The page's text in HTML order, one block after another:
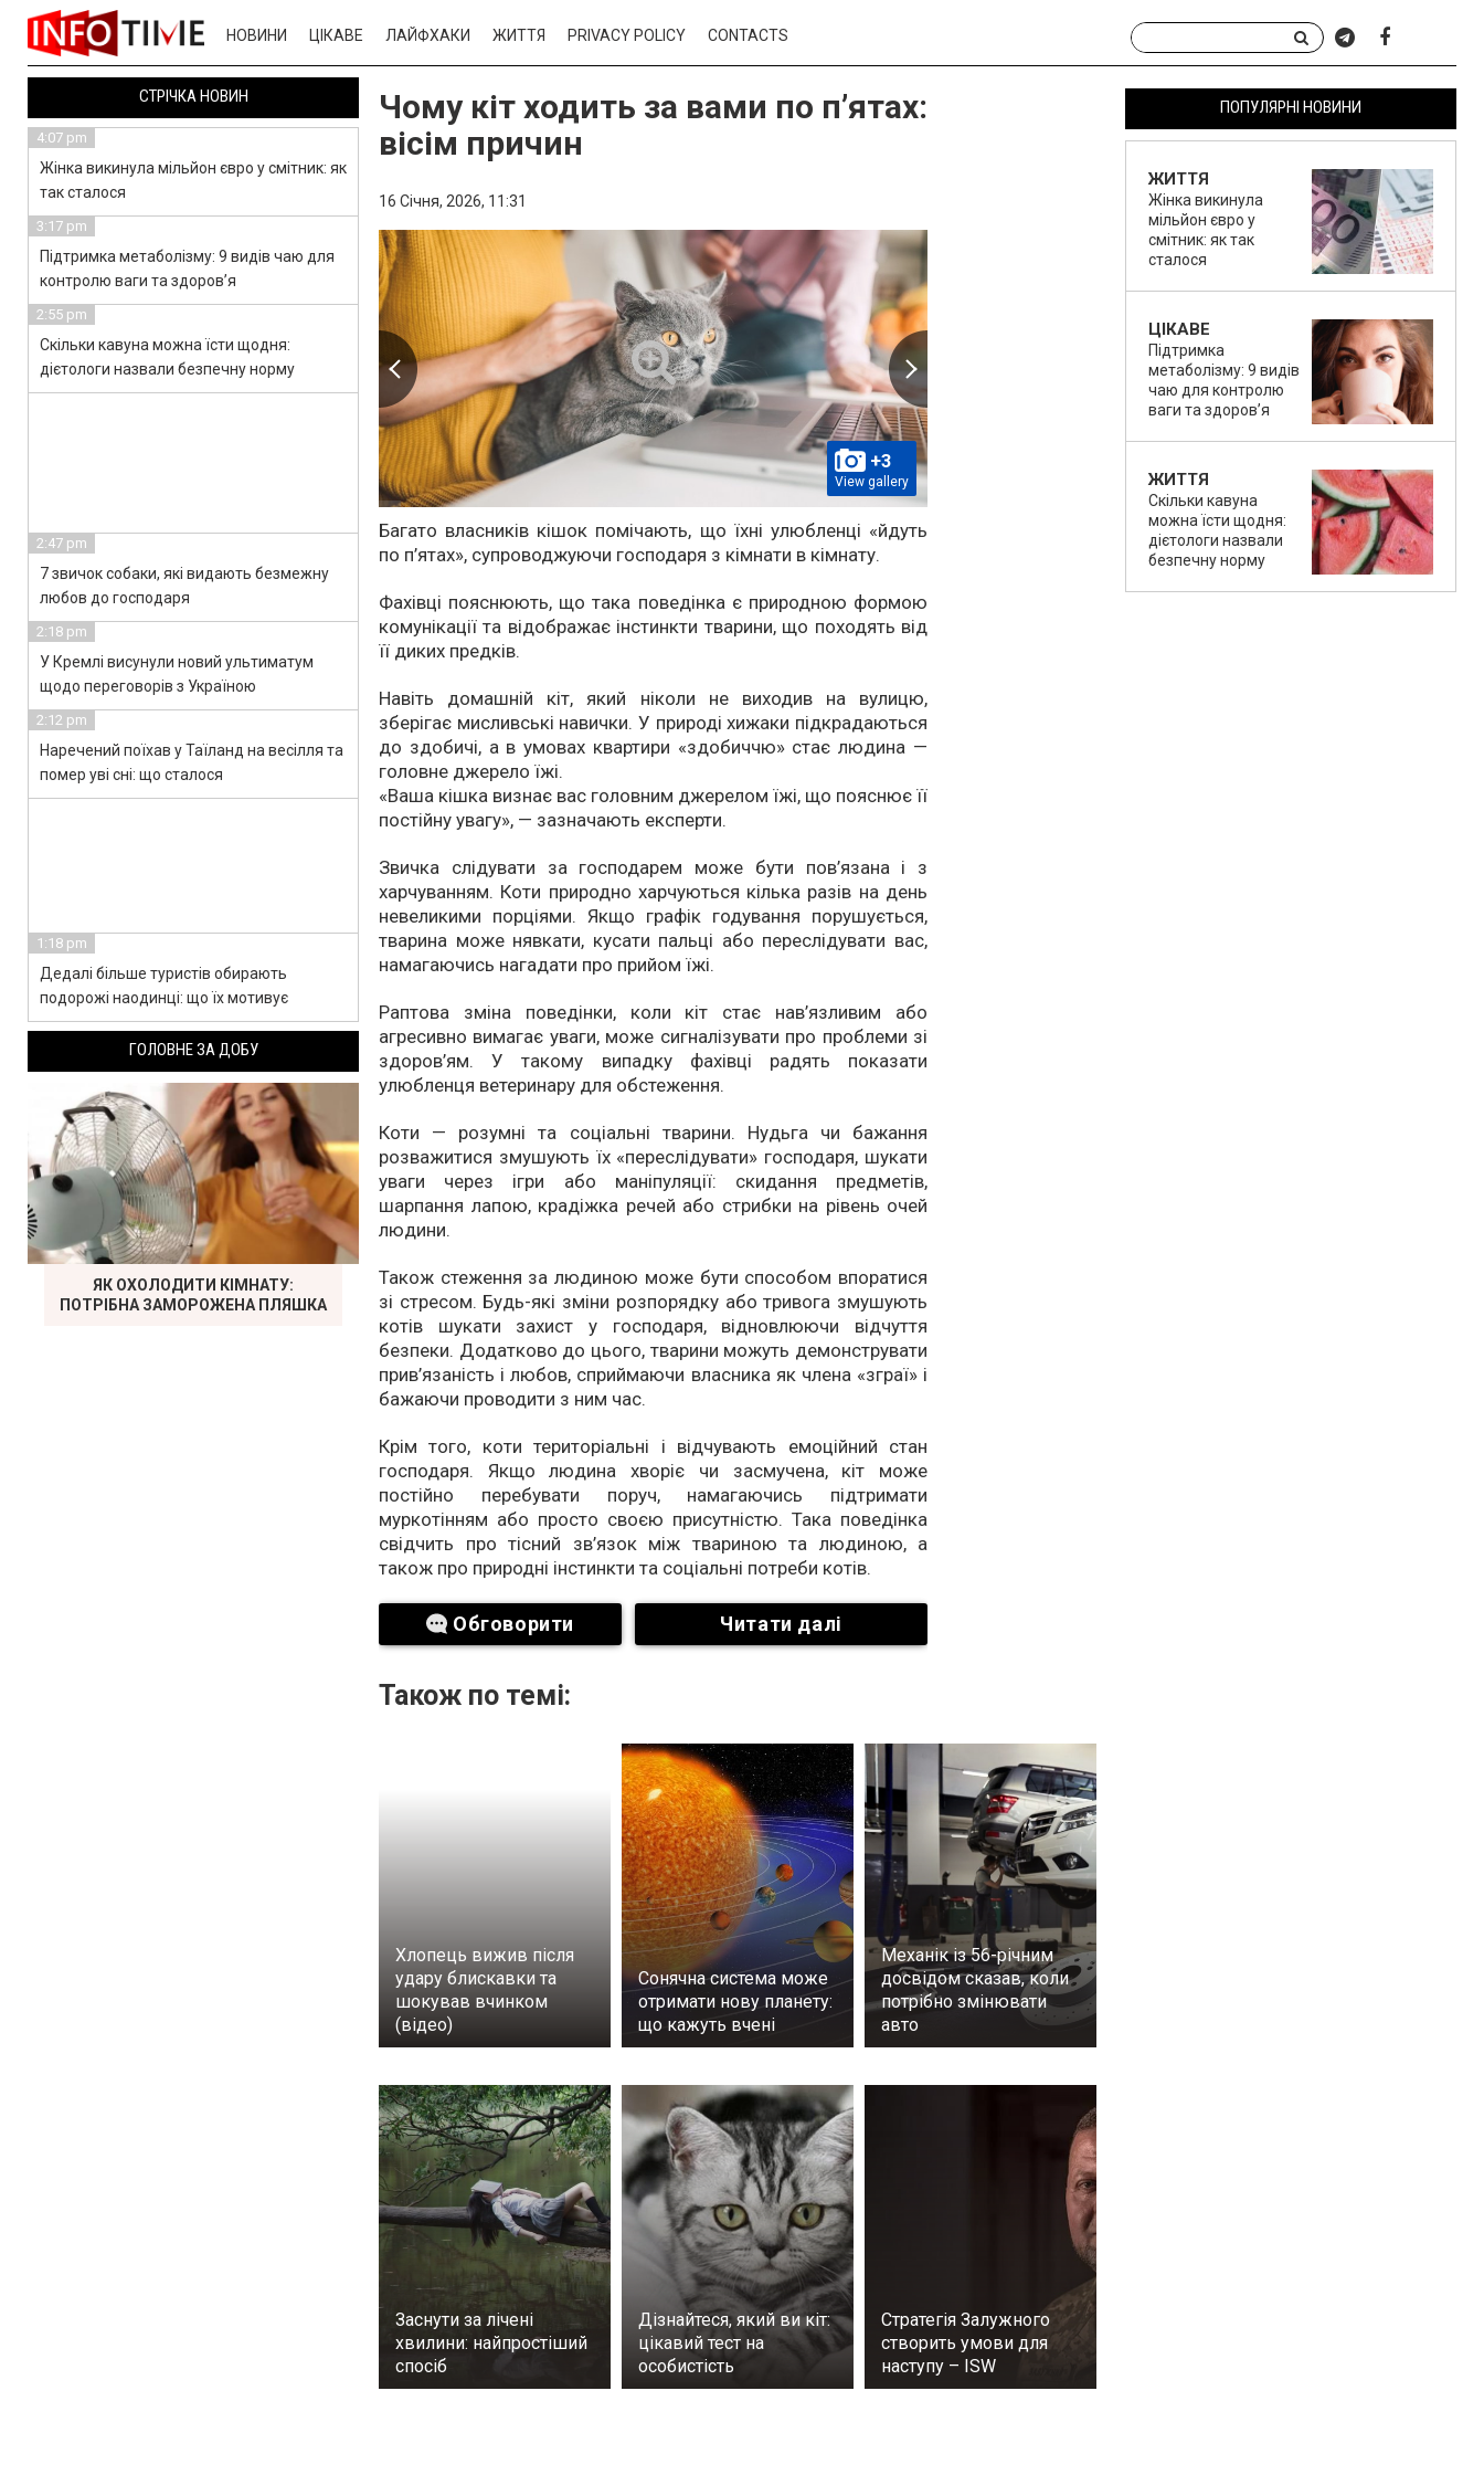
НОВИНИ ЦІКАВЕ ЛАЙФХАКИ ЖИТТЯ PRIVACY POLICY CONTACTS
Чому кіт ходить за вами по п’ятах:
вісім причин
16 Січня, 2026, 11:31
+3
View gallery
Багато власників кішок помічають, що їхні улюбленці «йдуть
по п’ятах», супроводжуючи господаря з кімнати в кімнату.
Фахівці пояснюють, що така поведінка є природною формою
комунікації та відображає інстинкти тварини, що походять від
її диких предків.
Навіть домашній кіт, який ніколи не виходив на вулицю,
зберігає мисливські навички. У природі хижаки підкрадаються
до здобичі, а в умовах квартири «здобиччю» стає людина —
головне джерело їжі.
«Ваша кішка визнає вас головним джерелом їжі, що пояснює її
постійну увагу», — зазначають експерти.
Звичка слідувати за господарем може бути пов’язана і з
харчуванням. Коти природно харчуються кілька разів на день
невеликими порціями. Якщо графік годування порушується,
тварина може нявкати, кусати пальці або переслідувати вас,
намагаючись нагадати про прийом їжі.
Раптова зміна поведінки, коли кіт стає нав’язливим або
агресивно вимагає уваги, може сигналізувати про проблеми зі
здоров’ям. У такому випадку фахівці радять показати
улюбленця ветеринару для обстеження.
Коти — розумні та соціальні тварини. Нудьга чи бажання
розважитися змушують їх «переслідувати» господаря, шукати
уваги через ігри або маніпуляції: скидання предметів,
шарпання лапою, крадіжка речей або стрибки на рівень очей
людини.
Також стеження за людиною може бути способом впоратися
зі стресом. Будь-які зміни розпорядку або тривога змушують
котів шукати захист у господаря, відновлюючи відчуття
безпеки. Додатково до цього, тварини можуть демонструвати
прив’язаність і любов, сприймаючи власника як члена «зграї» і
бажаючи проводити з ним час.
Крім того, коти територіальні і відчувають емоційний стан
господаря. Якщо людина хворіє чи засмучена, кіт може
постійно перебувати поруч, намагаючись підтримати
муркотінням або просто своєю присутністю. Така поведінка
свідчить про тісний зв’язок між твариною та людиною, а
також про природні інстинкти та соціальні потреби котів.
Обговорити Читати далі
Також по темі:
Хлопець вижив після
удару блискавки та
шокував вчинком
(відео)
Сонячна система може
отримати нову планету:
що кажуть вчені
Механік із 56-річним
досвідом сказав, коли
потрібно змінювати
авто
Заснути за лічені
хвилини: найпростіший
спосіб
Дізнайтеся, який ви кіт:
цікавий тест на
особистість
Стратегія Залужного
створить умови для
наступу – ISW
ПОПУЛЯРНІ НОВИНИ
ЖИТТЯ
Жінка викинула
мільйон євро у
смітник: як так
сталося
ЦІКАВЕ
Підтримка
метаболізму: 9 видів
чаю для контролю
ваги та здоров’я
ЖИТТЯ
Скільки кавуна
можна їсти щодня:
дієтологи назвали
безпечну норму
СТРІЧКА НОВИН
4:07 pm
Жінка викинула мільйон євро у смітник: як
так сталося
3:17 pm
Підтримка метаболізму: 9 видів чаю для
контролю ваги та здоров’я
2:55 pm
Скільки кавуна можна їсти щодня:
дієтологи назвали безпечну норму
2:47 pm
7 звичок собаки, які видають безмежну
любов до господаря
2:18 pm
У Кремлі висунули новий ультиматум
щодо переговорів з Україною
2:12 pm
Наречений поїхав у Таїланд на весілля та
помер уві сні: що сталося
1:18 pm
Дедалі більше туристів обирають
подорожі наодинці: що їх мотивує
ГОЛОВНЕ ЗА ДОБУ
ЯК ОХОЛОДИТИ КІМНАТУ:
ПОТРІБНА ЗАМОРОЖЕНА ПЛЯШКА